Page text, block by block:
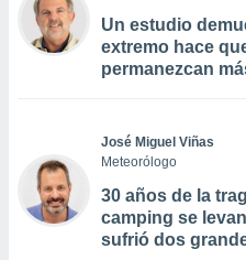
Un estudio
extremo hace
permanezcan
José Miguel Viñas
Meteorólogo
30 años de la
camping se
sufrió dos